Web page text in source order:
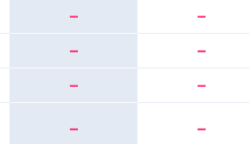
- -
- -
- -
- -